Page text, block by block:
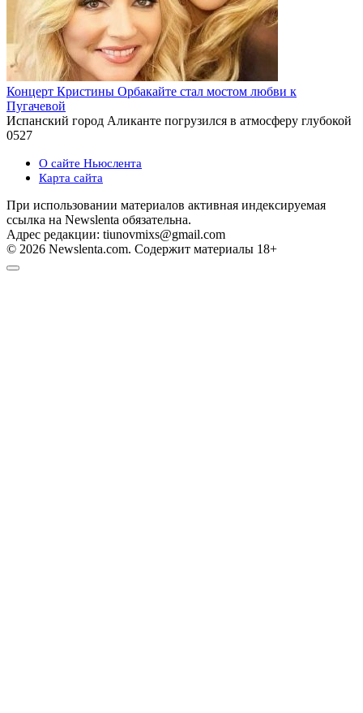
Концерт Кристины Орбакайте стал мостом любви к
Пугачевой
Испанский город Аликанте погрузился в атмосферу глубокой
0527
О сайте Ньюслента
Карта сайта
При использовании материалов активная индексируемая
ссылка на Newslenta обязательна.
Адрес редакции: tiunovmixs@gmail.com
© 2026 Newslenta.com. Содержит материалы 18+